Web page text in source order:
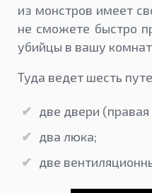
из монстров имеет
не сможете быстро
убийцы в вашу
Туда ведет шесть
две двери (правая
два люка;
две